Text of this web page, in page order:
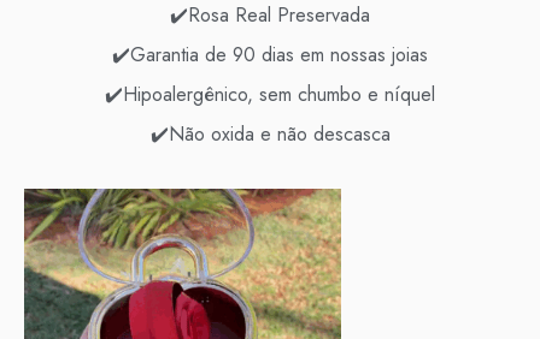
✔️Rosa Real Preservada
✔️Garantia de 90 dias em nossas joias
✔️Hipoalergênico, sem chumbo e níquel
✔️Não oxida e não descasca